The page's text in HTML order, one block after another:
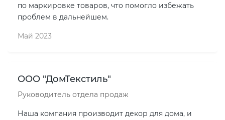
по маркировке товаров, что помогло избежать
проблем в дальнейшем.
Май 2023
ООО "ДомТекстиль"
Руководитель отдела продаж
Наша компания производит декор для дома, и